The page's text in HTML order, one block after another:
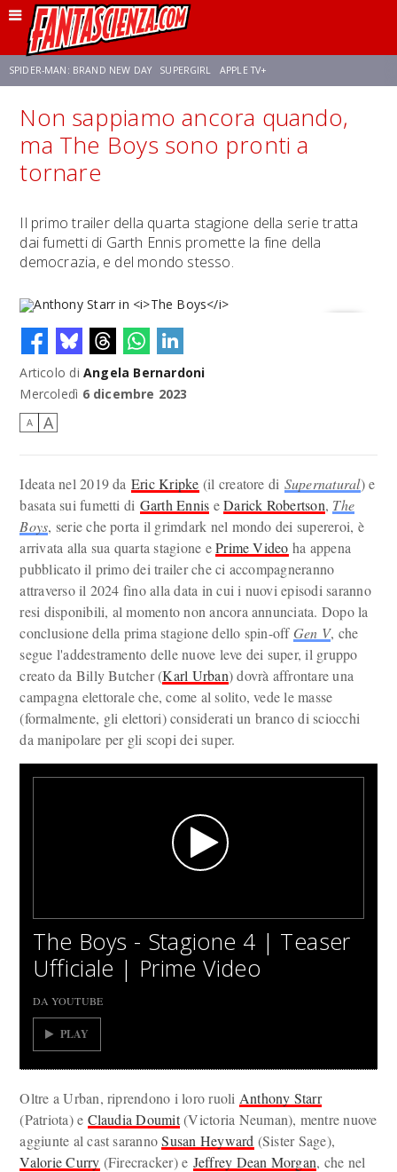
SPIDER-MAN: BRAND NEW DAY SUPERGIRL APPLE TV+
FRANCO RICCIARDIELLO ZENDAYA STAR TREK AVENGERS: DOOMSDAY
Non sappiamo ancora quando,
ma The Boys sono pronti a
tornare
Il primo trailer della quarta stagione della serie tratta
dai fumetti di Garth Ennis promette la fine della
democrazia, e del mondo stesso.
Anthony Starr in The Boys
Articolo di Angela Bernardoni
Mercoledì 6 dicembre 2023
A A
Ideata nel 2019 da Eric Kripke (il creatore di Supernatural) e
basata sui fumetti di Garth Ennis eDarick Robertson, The
Boys, serie che porta il grimdark nel mondo dei supereroi, è
arrivata alla sua quarta stagione ePrime Video ha appena
pubblicato il primo dei trailer che ci accompagneranno
attraverso il 2024 fino alla data in cui i nuovi episodi saranno
resi disponibili, al momento non ancora annunciata. Dopo la
conclusione della prima stagione dello spin-off Gen V, che
segue l'addestramento delle nuove leve dei super, il gruppo
creato da Billy Butcher (Karl Urban) dovrà affrontare una
campagna elettorale che, come al solito, vede le masse
(formalmente, gli elettori) considerati un branco di sciocchi
da manipolare per gli scopi dei super.
The Boys - Stagione 4 | Teaser
Ufficiale | Prime Video
DA YOUTUBE
PLAY
Oltre a Urban, riprendono i loro ruoli Anthony Starr
(Patriota) e Claudia Doumit(Victoria Neuman), mentre nuove
aggiunte al cast sarannoSusan Heyward (Sister Sage),
Valorie Curry (Firecracker) e Jeffrey Dean Morgan, che nel